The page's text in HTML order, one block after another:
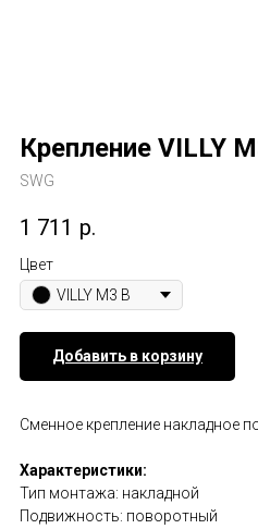
Крепление VILLY
SWG
1 711 р.
Цвет
VILLY M3 B
Добавить в корзину
Сменное крепление накладное
Характеристики:
Тип монтажа: накладной
Подвижность: поворотный